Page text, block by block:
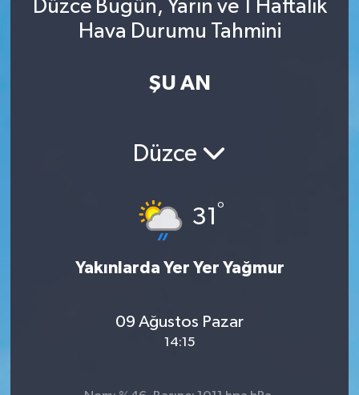
Düzce Bugün, Yarın ve 1 Haftalık
Hava Durumu Tahmini
ŞU AN
Düzce
31°
Yakınlarda Yer Yer Yağmur
09 Ağustos Pazar
14:15